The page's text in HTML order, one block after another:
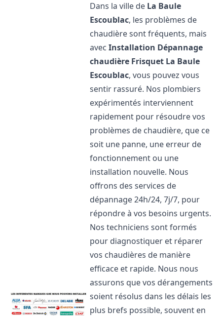
Dans la ville de La Baule
Escoublac, les problèmes de
chaudière sont fréquents, mais
avecInstallation Dépannage
chaudière Frisquet La Baule
Escoublac, vous pouvez vous
sentir rassuré. Nos plombiers
expérimentés interviennent
rapidement pour résoudre vos
problèmes de chaudière, que ce
soit une panne, une erreur de
fonctionnement ou une
installation nouvelle. Nous
offrons des services de
dépannage 24h/24, 7j/7, pour
répondre à vos besoins urgents.
Nos techniciens sont formés
pour diagnostiquer et réparer
vos chaudières de manière
efficace et rapide. Nous nous
assurons que vos dérangements
soient résolus dans les délais les
plus brefs possible, souvent en